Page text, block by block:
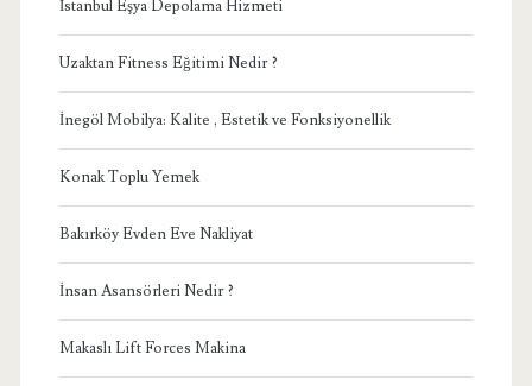
İstanbul Eşya Depolama Hizmeti
Uzaktan Fitness Eğitimi Nedir ?
İnegöl Mobilya: Kalite , Estetik ve Fonksiyonellik
Konak Toplu Yemek
Bakırköy Evden Eve Nakliyat
İnsan Asansörleri Nedir ?
Makaslı Lift Forces Makina